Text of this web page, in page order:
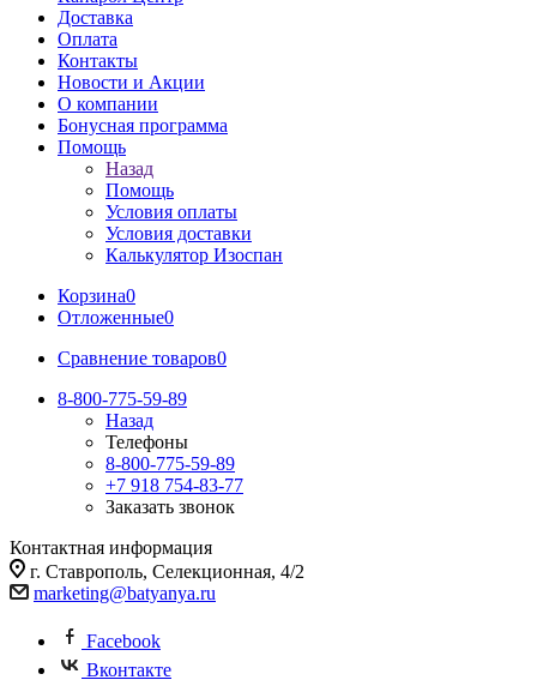
Доставка
Оплата
Контакты
Новости и Акции
О компании
Бонусная программа
Помощь
Назад
Помощь
Условия оплаты
Условия доставки
Калькулятор Изоспан
Корзина0
Отложенные0
Сравнение товаров0
8-800-775-59-89
Назад
Телефоны
8-800-775-59-89
+7 918 754-83-77
Заказать звонок
Контактная информация
г. Ставрополь, Селекционная, 4/2
marketing@batyanya.ru
Facebook
Вконтакте